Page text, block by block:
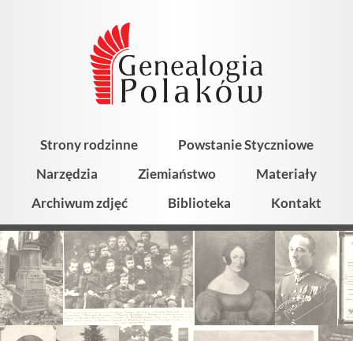
Strony rodzinne
Powstanie Styczniowe
Narzędzia
Ziemiaństwo
Materiały
Archiwum zdjęć
Biblioteka Kontakt